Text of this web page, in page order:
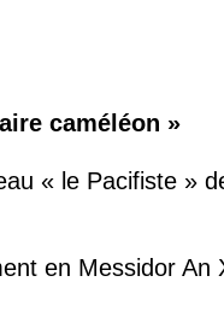
caméléon »
« le Pacifiste »
en Messidor An